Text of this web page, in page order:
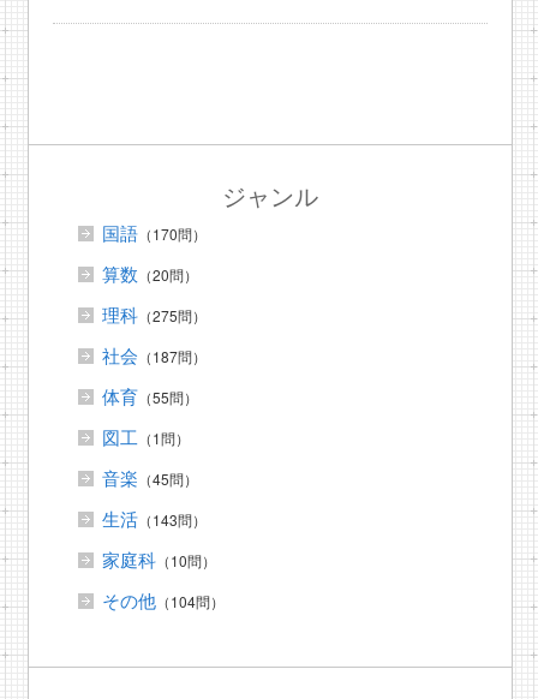
ジャンル
国語（170問）
算数 （20問）
理科（275問）
社会 （187問）
体育（55問）
図工 （1問）
音楽 （45問）
生活（143問）
家庭科（10問）
その他（104問）